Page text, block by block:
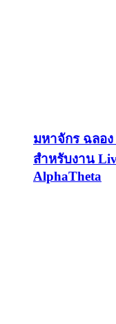
มหาจักร ฉลอง
สำหรับงาน
AlphaTheta